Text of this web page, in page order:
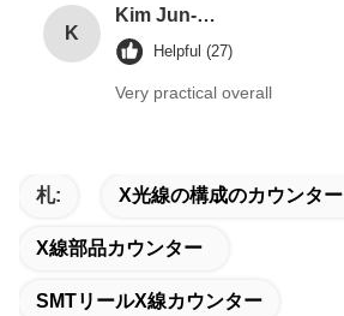
K
Kim Jun-myeon
Helpful (27)
Very practical overall
札: X光線の構成のカウンター
X線部品カウンター
SMTリールX線カウンター